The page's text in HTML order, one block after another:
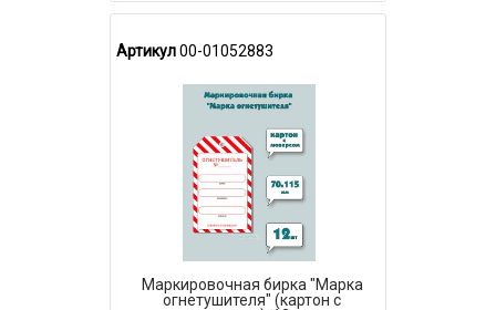
Артикул00-01052883
Маркировочная бирка "Марка
огнетушителя" (картон с